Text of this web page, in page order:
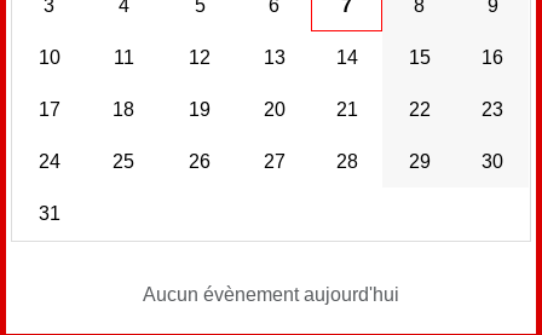
3 4 5 6 7 8 9
10 11 12 13 14 15 16
17 18 19 20 21 22 23
24 25 26 27 28 29 30
31
Aucun évènement aujourd'hui